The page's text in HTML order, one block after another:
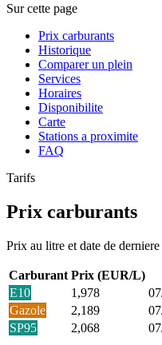
Sur cette page
Prix carburants
Historique
Comparer un plein
Services
Horaires
Disponibilite
Carte
Stations a proximite
FAQ
Tarifs
Prix carburants
Prix au litre et date de
Carburant Prix (EUR/L)
E10
1,978
Gazole
2,189
SP95
2,068